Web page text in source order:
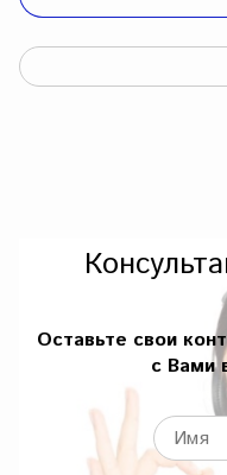
Оставьте свои
с Вами